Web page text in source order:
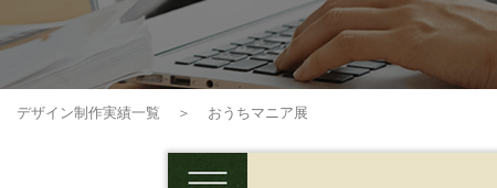
デザイン制作実績一覧 おうちマニア展